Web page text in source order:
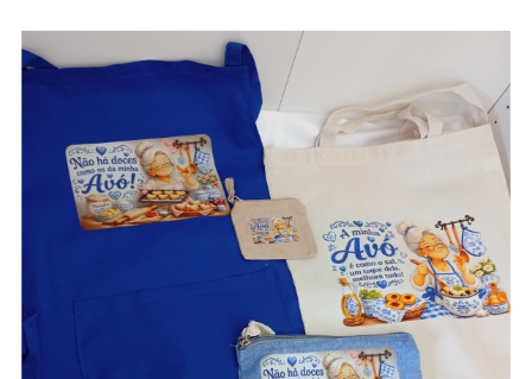
aventais / Sacos / necessaires / estojos /
porta-moedas dia dos avós – vários modelos